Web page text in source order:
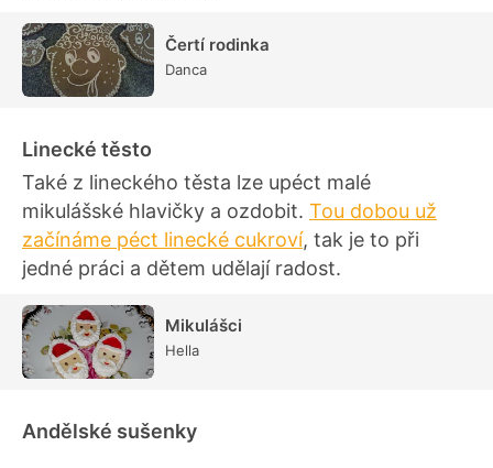
Čertí rodinka
Danca
Linecké těsto
Také z lineckého těsta lze upéct malé
mikulášské hlavičky a ozdobit. Tou dobou už
začínáme péct linecké cukroví, tak je to při
jedné práci a dětem udělají radost.
Mikulášci
Hella
Andělské sušenky